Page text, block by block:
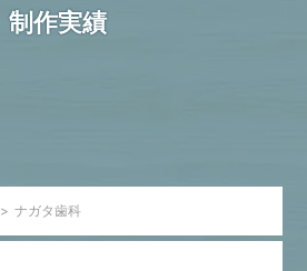
制作実績
> ナガタ歯科